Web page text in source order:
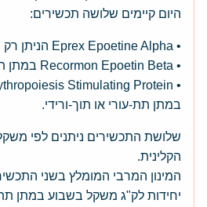
היום קיימים שלושה תכשירים:
• Eprex Epoetine Alpha הניתן רק במתן תוך- ורידי.
• Recormon Epoetin Beta במתן תת-עורי או תוך-ורידי.
Stimulating Protein
במתן תת-עורי או תוך-ורידי.
שלושת התכשירים ניתנים לפי
הקלינית.